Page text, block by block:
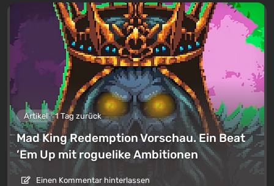
Artikel 1 Tag zurück
Mad King Redemption Vorschau. Ein Beat
’Em Up mit roguelike Ambitionen
Einen Kommentar hinterlassen